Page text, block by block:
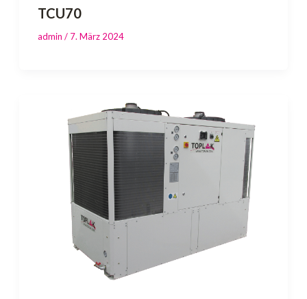
TCU70
admin / 7. März 2024